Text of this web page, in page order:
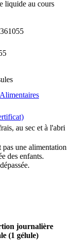
liquide au cours
au sec et à l'abri
une alimentation
des enfants.
journalière
(1 gélule)